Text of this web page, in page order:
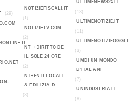
(29)
NOTIZIEFISCALI.IT
(1)
NOTIZIETV.COM
(2)
NT + DIRITTO DE
IL SOLE 24 ORE
(2)
NT+ENTI LOCALI
& EDILIZIA D...
(3)
ULTIMENEWS24.IT
(13)
ULTIMENOTIZIE.IT
(11)
(3)
UMDI UN MONDO
D'ITALIANI
(7)
UNINDUSTRIA.IT
(8)